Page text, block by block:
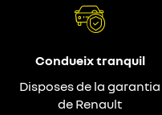
Condueix tranquil
Disposes de la garantia
de Renault